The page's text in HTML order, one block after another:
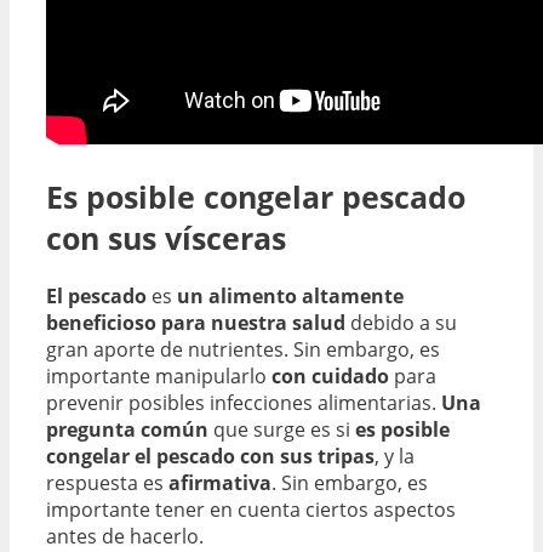
Es posible congelar pescado
con sus vísceras
El pescado es un alimento altamente
beneficioso para nuestra salud debido a su
gran aporte de nutrientes. Sin embargo, es
importante manipularlo con cuidado para
prevenir posibles infecciones alimentarias. Una
pregunta común que surge es si es posible
congelar el pescado con sus tripas, y la
respuesta es afirmativa. Sin embargo, es
importante tener en cuenta ciertos aspectos
antes de hacerlo.